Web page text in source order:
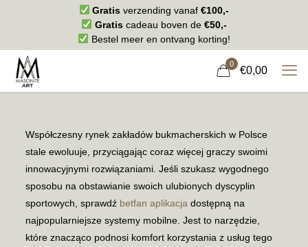
Gratis verzending vanaf€100,-
Gratiscadeau boven de €50,-
Bestel meer en ontvang korting!
0
€0,00
Współczesny rynek zakładów bukmacherskich w Polsce
stale ewoluuje, przyciągając coraz więcej graczy swoimi
innowacyjnymi rozwiązaniami. Jeśli szukasz wygodnego
sposobu na obstawianie swoich ulubionych dyscyplin
sportowych, sprawdź betfan aplikacja dostępną na
najpopularniejsze systemy mobilne. Jest to narzędzie,
które znacząco podnosi komfort korzystania z usług tego